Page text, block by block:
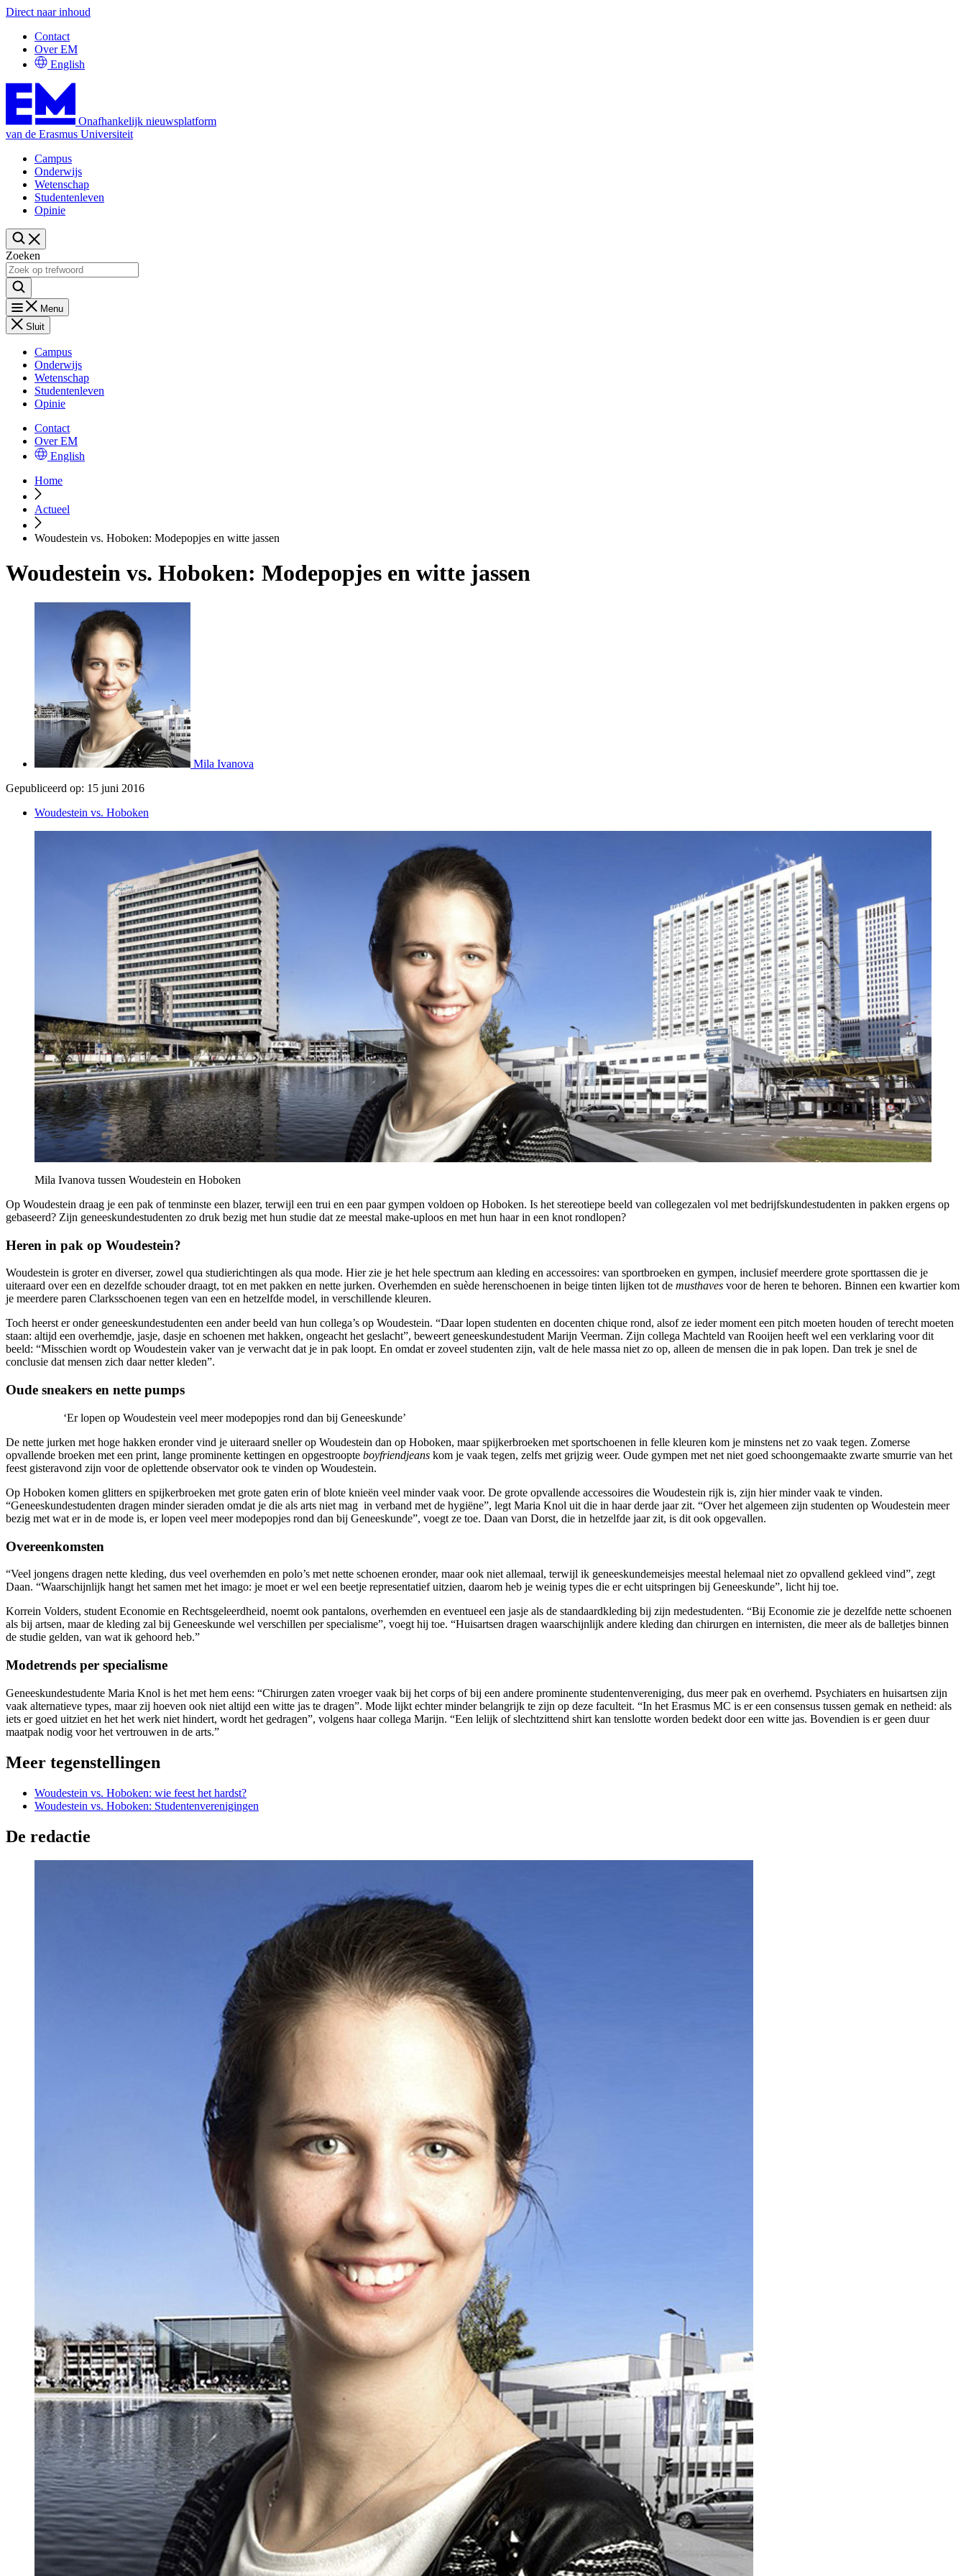
Direct naar inhoud
Contact
Over EM
English
Onafhankelijk nieuwsplatform
van de Erasmus Universiteit
Campus
Onderwijs
Wetenschap
Studentenleven
Opinie
Zoeken
Menu
Sluit
Campus
Onderwijs
Wetenschap
Studentenleven
Opinie
Contact
Over EM
English
Home
Actueel
Woudestein vs. Hoboken: Modepopjes en witte jassen
Woudestein vs. Hoboken: Modepopjes en witte jassen
Mila Ivanova
Gepubliceerd op: 15 juni 2016
Woudestein vs. Hoboken
Mila Ivanova tussen Woudestein en Hoboken
Op Woudestein draag je een pak of tenminste een blazer, terwijl een trui en een paar gympen voldoen op Hoboken. Is het stereotiepe beeld van collegezalen vol met bedrijfskundestudenten in pakken ergens op
gebaseerd? Zijn geneeskundestudenten zo druk bezig met hun studie dat ze meestal make-uploos en met hun haar in een knot rondlopen?
Heren in pak op Woudestein?
Woudestein is groter en diverser, zowel qua studierichtingen als qua mode. Hier zie je het hele spectrum aan kleding en accessoires: van sportbroeken en gympen, inclusief meerdere grote sporttassen die je
uiteraard over een en dezelfde schouder draagt, tot en met pakken en nette jurken. Overhemden en suède herenschoenen in beige tinten lijken tot de musthaves voor de heren te behoren. Binnen een kwartier kom
je meerdere paren Clarksschoenen tegen van een en hetzelfde model, in verschillende kleuren.
Toch heerst er onder geneeskundestudenten een ander beeld van hun collega’s op Woudestein. “Daar lopen studenten en docenten chique rond, alsof ze ieder moment een pitch moeten houden of terecht moeten
staan: altijd een overhemdje, jasje, dasje en schoenen met hakken, ongeacht het geslacht”, beweert geneeskundestudent Marijn Veerman. Zijn collega Machteld van Rooijen heeft wel een verklaring voor dit
beeld: “Misschien wordt op Woudestein vaker van je verwacht dat je in pak loopt. En omdat er zoveel studenten zijn, valt de hele massa niet zo op, alleen de mensen die in pak lopen. Dan trek je snel de
conclusie dat mensen zich daar netter kleden”.
Oude sneakers en nette pumps
‘Er lopen op Woudestein veel meer modepopjes rond dan bij Geneeskunde’
De nette jurken met hoge hakken eronder vind je uiteraard sneller op Woudestein dan op Hoboken, maar spijkerbroeken met sportschoenen in felle kleuren kom je minstens net zo vaak tegen. Zomerse
opvallende broeken met een print, lange prominente kettingen en opgestroopte boyfriendjeans kom je vaak tegen, zelfs met grijzig weer. Oude gympen met net niet goed schoongemaakte zwarte smurrie van het
feest gisteravond zijn voor de oplettende observator ook te vinden op Woudestein.
Op Hoboken komen glitters en spijkerbroeken met grote gaten erin of blote knieën veel minder vaak voor. De grote opvallende accessoires die Woudestein rijk is, zijn hier minder vaak te vinden.
“Geneeskundestudenten dragen minder sieraden omdat je die als arts niet mag in verband met de hygiëne”, legt Maria Knol uit die in haar derde jaar zit. “Over het algemeen zijn studenten op Woudestein meer
bezig met wat er in de mode is, er lopen veel meer modepopjes rond dan bij Geneeskunde”, voegt ze toe. Daan van Dorst, die in hetzelfde jaar zit, is dit ook opgevallen.
Overeenkomsten
“Veel jongens dragen nette kleding, dus veel overhemden en polo’s met nette schoenen eronder, maar ook niet allemaal, terwijl ik geneeskundemeisjes meestal helemaal niet zo opvallend gekleed vind”, zegt
Daan. “Waarschijnlijk hangt het samen met het imago: je moet er wel een beetje representatief uitzien, daarom heb je weinig types die er echt uitspringen bij Geneeskunde”, licht hij toe.
Korrein Volders, student Economie en Rechtsgeleerdheid, noemt ook pantalons, overhemden en eventueel een jasje als de standaardkleding bij zijn medestudenten. “Bij Economie zie je dezelfde nette schoenen
als bij artsen, maar de kleding zal bij Geneeskunde wel verschillen per specialisme”, voegt hij toe. “Huisartsen dragen waarschijnlijk andere kleding dan chirurgen en internisten, die meer als de balletjes binnen
de studie gelden, van wat ik gehoord heb.”
Modetrends per specialisme
Geneeskundestudente Maria Knol is het met hem eens: “Chirurgen zaten vroeger vaak bij het corps of bij een andere prominente studentenvereniging, dus meer pak en overhemd. Psychiaters en huisartsen zijn
vaak alternatieve types, maar zij hoeven ook niet altijd een witte jas te dragen”. Mode lijkt echter minder belangrijk te zijn op deze faculteit. “In het Erasmus MC is er een consensus tussen gemak en netheid: als
iets er goed uitziet en het het werk niet hindert, wordt het gedragen”, volgens haar collega Marijn. “Een lelijk of slechtzittend shirt kan tenslotte worden bedekt door een witte jas. Bovendien is er geen duur
maatpak nodig voor het vertrouwen in de arts.”
Meer tegenstellingen
Woudestein vs. Hoboken: wie feest het hardst?
Woudestein vs. Hoboken: Studentenverenigingen
De redactie